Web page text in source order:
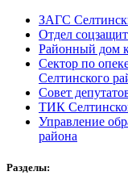
ЗАГС
Отдел
Районный дом
Сектор по
Селтинского
Совет
ТИК
Управление
района
Разделы: